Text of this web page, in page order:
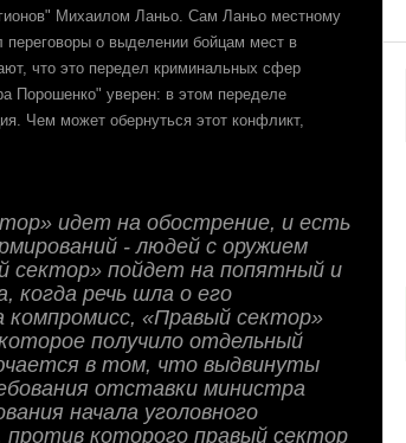
Михаилом Ланьо. Сам Ланьо местному
переговоры о выделении бойцам мест в
что это передел криминальных сфер
Порошенко" уверен: в этом переделе
Чем может обернуться этот конфликт,
идет на обострение, и есть
- людей с оружием
сектор» пойдет на попятный и
когда речь шла о его
«Правый сектор»
получило отдельный
в том, что выдвинуты
отставки министра
начала уголовного
которого правый сектор